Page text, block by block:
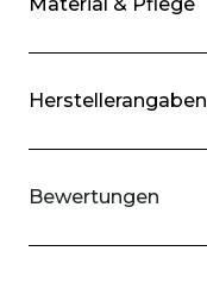
Herstellerangaben
Bewertungen